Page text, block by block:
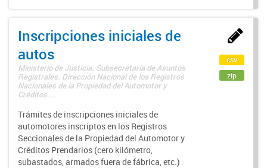
Inscripciones iniciales de
autos
Ministerio de Justicia. Subsecretaría de Asuntos
Registrales. Dirección Nacional de los Registros
Nacionales de la Propiedad del Automotor y
Créditos ...
Trámites de inscripciones iniciales de
automotores inscriptos en los Registros
Seccionales de la Propiedad del Automotor y
Créditos Prendarios (cero kilómetro,
subastados, armados fuera de fábrica, etc.)
csv
zip